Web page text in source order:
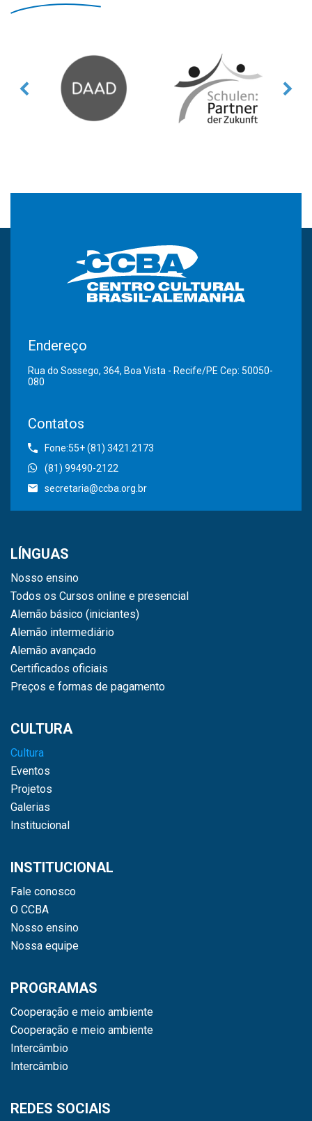
Endereço
Rua do Sossego, 364, Boa Vista - Recife/PE Cep: 50050-
080
Contatos
Fone:55+ (81) 3421.2173
(81) 99490-2122
secretaria@ccba.org.br
LÍNGUAS
Nosso ensino
Todos os Cursos online e presencial
Alemão básico (iniciantes)
Alemão intermediário
Alemão avançado
Certificados oficiais
Preços e formas de pagamento
CULTURA
Cultura
Eventos
Projetos
Galerias
Institucional
INSTITUCIONAL
Fale conosco
O CCBA
Nosso ensino
Nossa equipe
PROGRAMAS
Cooperação e meio ambiente
Cooperação e meio ambiente
Intercâmbio
Intercâmbio
REDES SOCIAIS